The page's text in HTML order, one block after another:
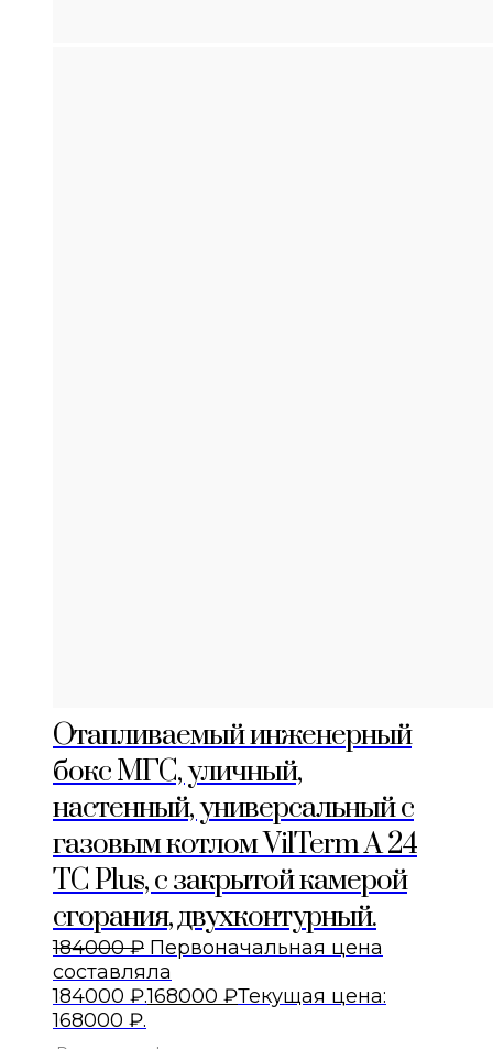
Отапливаемый инженерный
бокс МГС, уличный,
настенный, универсальный с
газовым котлом VilTerm A 24
TC Plus, с закрытой камерой
сгорания, двухконтурный.
184000₽ Первоначальная цена
составляла
184000 ₽.168000 ₽Текущая цена:
168000 ₽.